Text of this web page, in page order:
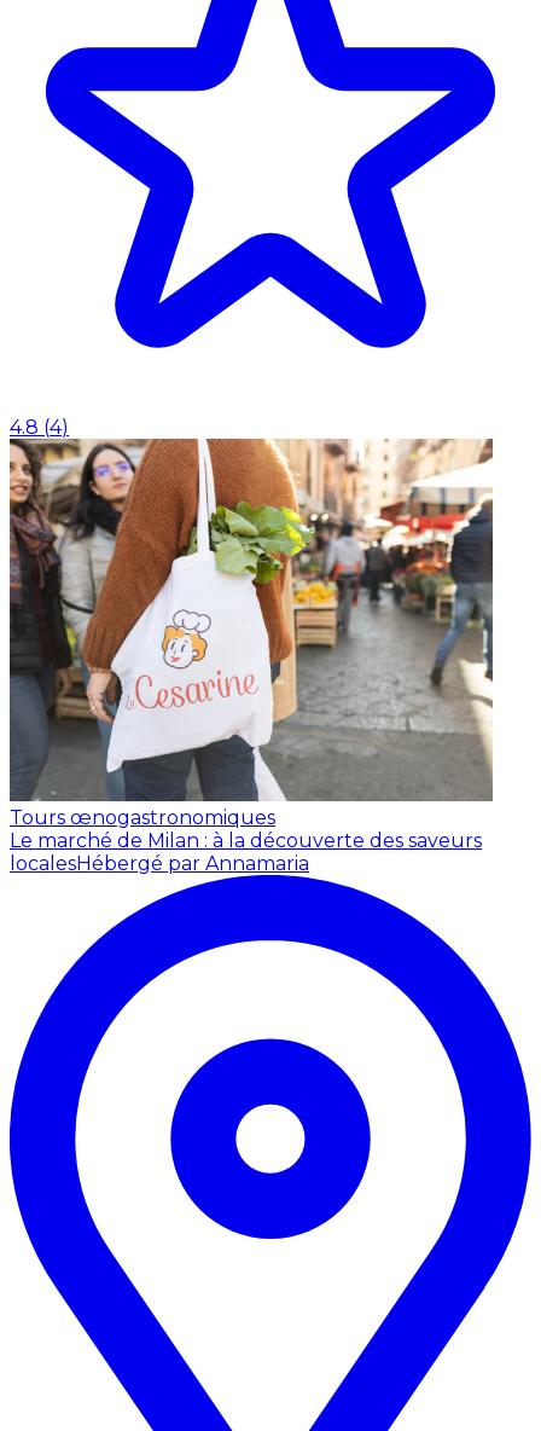
4.8 (4)
Tours œnogastronomiques
Le marché de Milan : à la découverte des saveurs
localesHébergé par Annamaria